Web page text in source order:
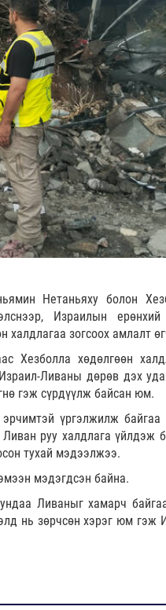
Нетаньяху болон
Израилын
халдлагаа зогсоох амлалт
Хезболла хөдөлгөөн
Ливаны дөрөв дэх
гэж сүрдүүлж байсан юм.
үргэлжилж байгаа
руу халдлага үйлдэж
тухай мэдээлжээ.
мэдэгдсэн байна.
Ливаныг хамарч
нь зөрчсөн хэрэг юм гэж